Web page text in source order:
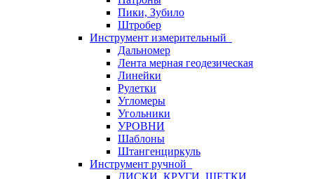
Пики, Зубило
Штробер
Инструмент измерительный
Дальномер
Лента мерная геодезическая
Линейки
Рулетки
Угломеры
Угольники
УРОВНИ
Шаблоны
Штангенциркуль
Инструмент ручной
ДИСКИ, КРУГИ, ЩЕТКИ